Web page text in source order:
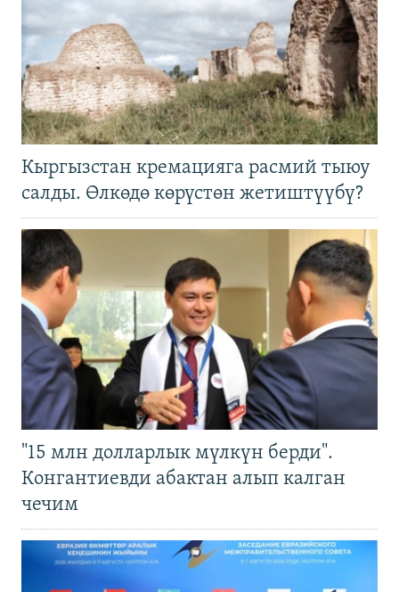
Кыргызстан кремацияга расмий тыюу
салды. Өлкөдө көрүстөн жетиштүүбү?
"15 млн долларлык мүлкүн берди".
Конгантиевди абактан алып калган
чечим